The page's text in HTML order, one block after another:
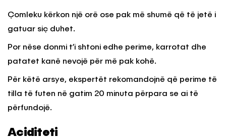
Çomleku kërkon një orë ose pak më shumë që të jetë i
gatuar siç duhet.
Por nëse donmi t’i shtoni edhe perime, karrotat dhe
patatet kanë nevojë për më pak kohë.
Për këtë arsye, ekspertët rekomandojnë që perime të
tilla të futen në gatim 20 minuta përpara se ai të
përfundojë.
Aciditeti